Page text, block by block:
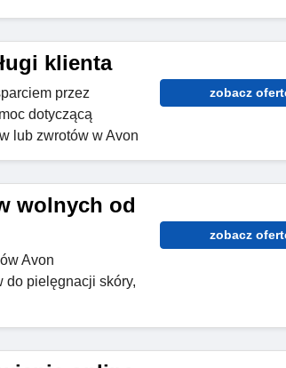
klienta
przez
dotyczącą
lub zwrotów w Avon
zobacz
wolnych od
Avon
do pielęgnacji skóry,
zobacz